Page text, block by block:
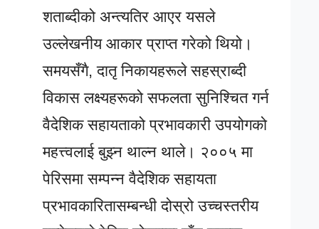
शताब्दीको अन्त्यतिर आएर यसले
उल्लेखनीय आकार प्राप्त गरेको थियो।
समयसँगै, दातृ निकायहरूले सहस्राब्दी
विकास लक्ष्यहरूको सफलता सुनिश्चित गर्न
वैदेशिक सहायताको प्रभावकारी उपयोगको
महत्त्वलाई बुझ्न थाल्न थाले। २००५ मा
पेरिसमा सम्पन्न वैदेशिक सहायता
प्रभावकारितासम्बन्धी दोस्रो उच्चस्तरीय